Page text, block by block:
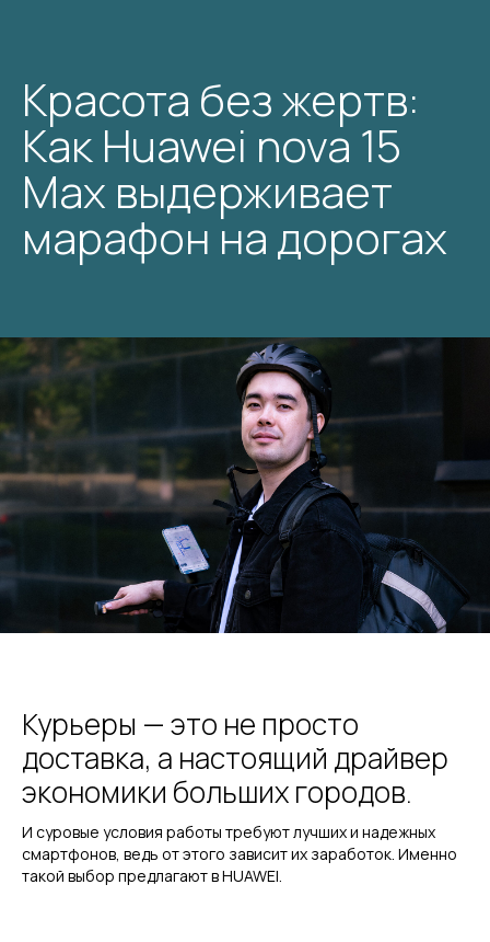
Красота без жертв:
Как Huawei nova 15
Max выдерживает
марафон на дорогах
Курьеры — это не просто
доставка, а настоящий драйвер
экономики больших городов.
И суровые условия работы требуют лучших и надежных
смартфонов, ведь от этого зависит их заработок. Именно
такой выбор предлагают в HUAWEI.